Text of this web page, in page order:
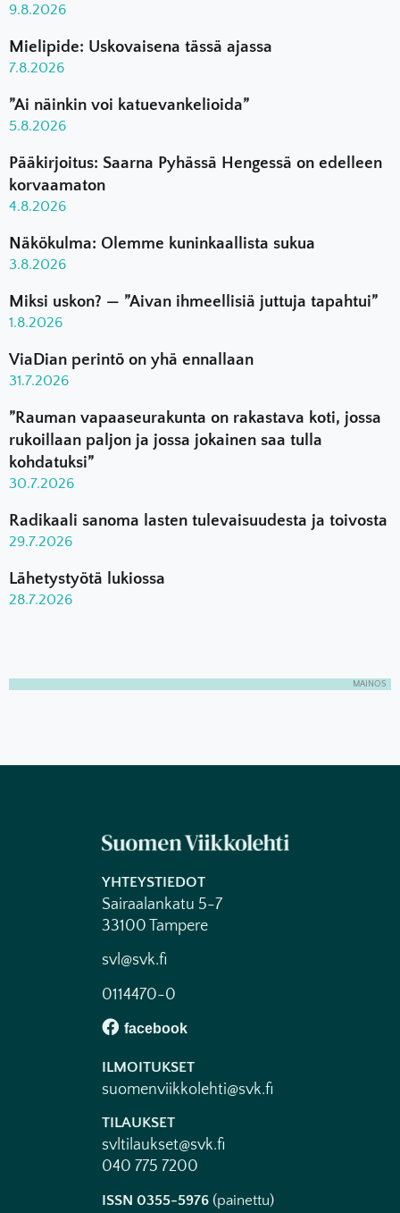
9.8.2026
Mielipide: Uskovaisena tässä ajassa
7.8.2026
”Ai näinkin voi katuevankelioida”
5.8.2026
Pääkirjoitus: Saarna Pyhässä Hengessä on edelleen
korvaamaton
4.8.2026
Näkökulma: Olemme kuninkaallista sukua
3.8.2026
Miksi uskon? — ”Aivan ihmeellisiä juttuja tapahtui”
1.8.2026
ViaDian perintö on yhä ennallaan
31.7.2026
”Rauman vapaaseurakunta on rakastava koti, jossa
rukoillaan paljon ja jossa jokainen saa tulla
kohdatuksi”
30.7.2026
Radikaali sanoma lasten tulevaisuudesta ja toivosta
29.7.2026
Lähetystyötä lukiossa
28.7.2026
MAINOS
YHTEYSTIEDOT
Sairaalankatu 5-7
33100 Tampere
svl@svk.fi
0114470-0
ILMOITUKSET
suomenviikkolehti@svk.fi
TILAUKSET
svltilaukset@svk.fi
040 775 7200
ISSN 0355-5976 (painettu)